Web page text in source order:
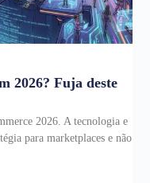
2026? Fuja deste
2026. A tecnologia e
para marketplaces e não